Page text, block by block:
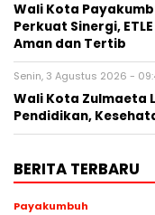
Wali Kota
Perkuat Sinergi,
Aman dan Tertib
Senin, 3 Agustus 2026 -
Wali Kota Zulmaeta
Pendidikan,
BERITA TERBARU
Payakumbuh